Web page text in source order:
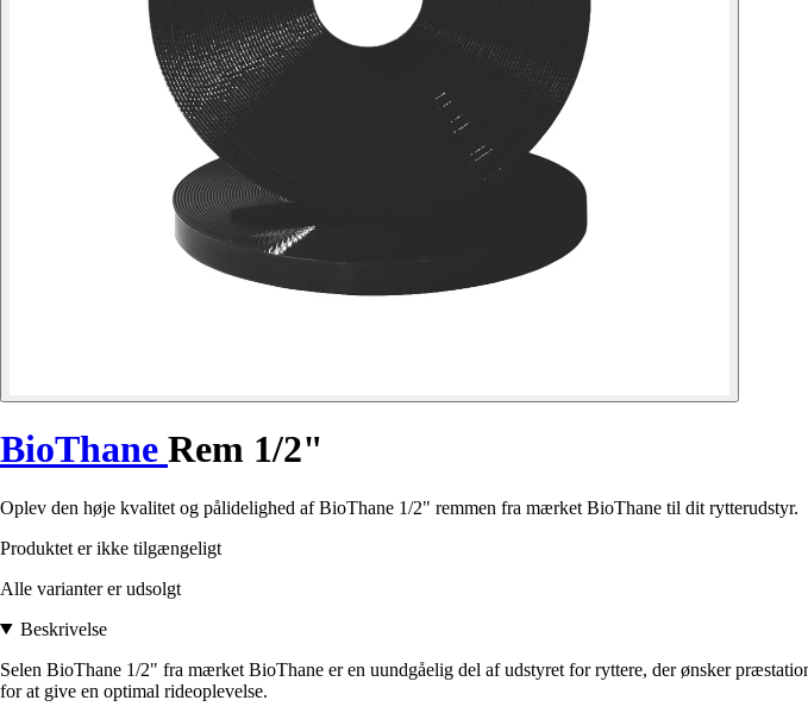
BioThane Rem 1/2"
Oplev den høje kvalitet og pålidelighed af BioThane 1/2" remmen fra mærket BioThane til dit rytterudstyr.
Produktet er ikke tilgængeligt
Alle varianter er udsolgt
Beskrivelse
Selen BioThane 1/2" fra mærket BioThane er en uundgåelig del af udstyret for ryttere, der ønsker
for at give en optimal rideoplevelse.